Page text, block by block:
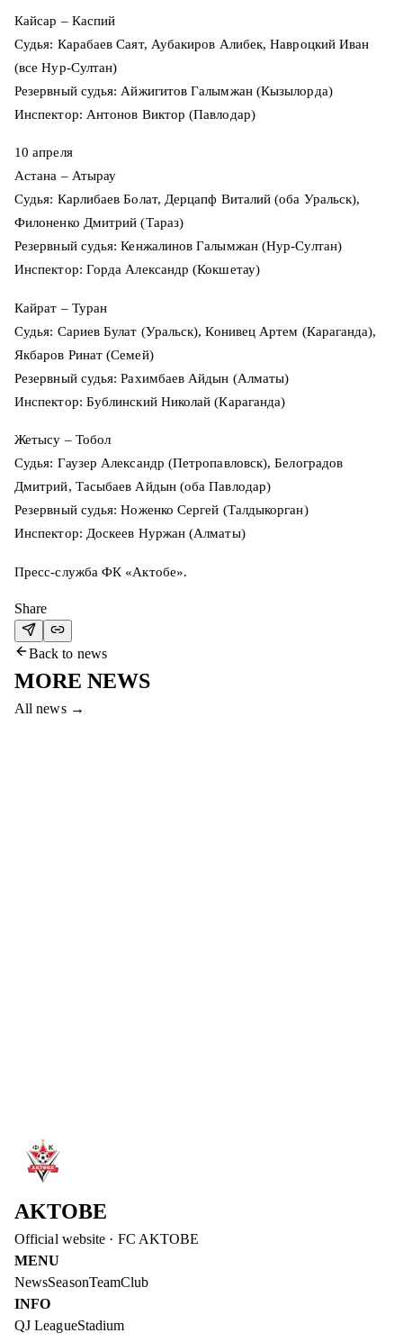
Кайсар – Каспий
Судья: Карабаев Саят, Аубакиров Алибек, Навроцкий Иван
(все Нур-Султан)
Резервный судья: Айжигитов Галымжан (Кызылорда)
Инспектор: Антонов Виктор (Павлодар)
10 апреля
Астана – Атырау
Судья: Карлибаев Болат, Дерцапф Виталий (оба Уральск),
Филоненко Дмитрий (Тараз)
Резервный судья: Кенжалинов Галымжан (Нур-Султан)
Инспектор: Горда Александр (Кокшетау)
Кайрат – Туран
Судья: Сариев Булат (Уральск), Конивец Артем (Караганда),
Якбаров Ринат (Семей)
Резервный судья: Рахимбаев Айдын (Алматы)
Инспектор: Бублинский Николай (Караганда)
Жетысу – Тобол
Судья: Гаузер Александр (Петропавловск), Белоградов
Дмитрий, Тасыбаев Айдын (оба Павлодар)
Резервный судья: Ноженко Сергей (Талдыкорган)
Инспектор: Доскеев Нуржан (Алматы)
Пресс-служба ФК «Актобе».
Share
Back to news
MORE NEWS
All news→
Read more
AKTOBE
Official website · FC AKTOBE
MENU
NewsSeasonTeamClub
INFO
QJ LeagueStadium